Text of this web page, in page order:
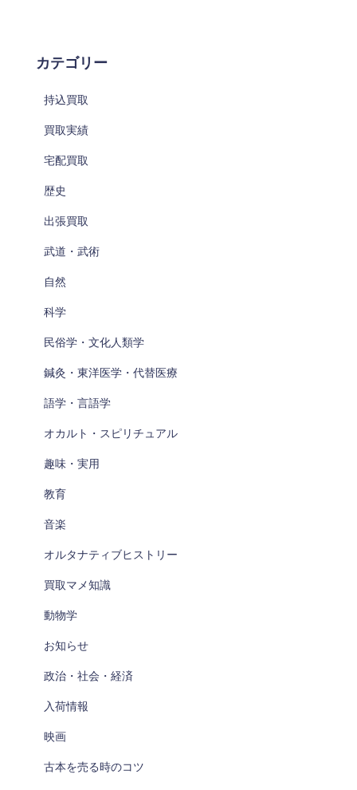
カテゴリー
持込買取
買取実績
宅配買取
歴史
出張買取
武道・武術
自然
科学
民俗学・文化人類学
鍼灸・東洋医学・代替医療
語学・言語学
オカルト・スピリチュアル
趣味・実用
教育
音楽
オルタナティブヒストリー
買取マメ知識
動物学
お知らせ
政治・社会・経済
入荷情報
映画
古本を売る時のコツ